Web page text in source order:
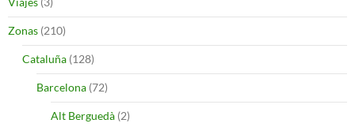
Zonas (210)
Cataluña (128)
Barcelona (72)
Alt Berguedà (2)